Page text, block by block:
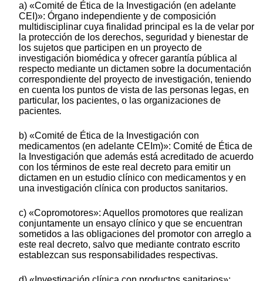
a) «Comité de Ética de la Investigación (en adelante
CEI)»: Órgano independiente y de composición
multidisciplinar cuya finalidad principal es la de velar por
la protección de los derechos, seguridad y bienestar de
los sujetos que participen en un proyecto de
investigación biomédica y ofrecer garantía pública al
respecto mediante un dictamen sobre la documentación
correspondiente del proyecto de investigación, teniendo
en cuenta los puntos de vista de las personas legas, en
particular, los pacientes, o las organizaciones de
pacientes.
b) «Comité de Ética de la Investigación con
medicamentos (en adelante CEIm)»: Comité de Ética de
la Investigación que además está acreditado de acuerdo
con los términos de este real decreto para emitir un
dictamen en un estudio clínico con medicamentos y en
una investigación clínica con productos sanitarios.
c) «Copromotores»: Aquellos promotores que realizan
conjuntamente un ensayo clínico y que se encuentran
sometidos a las obligaciones del promotor con arreglo a
este real decreto, salvo que mediante contrato escrito
establezcan sus responsabilidades respectivas.